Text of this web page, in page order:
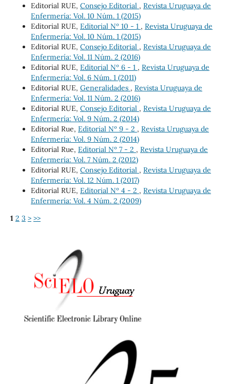
Editorial RUE, Consejo Editorial , Revista Uruguaya de
Enfermería: Vol. 10 Núm. 1 (2015)
Editorial RUE, Editorial Nº 10 - 1 , Revista Uruguaya de
Enfermería: Vol. 10 Núm. 1 (2015)
Editorial RUE, Consejo Editorial , Revista Uruguaya de
Enfermería: Vol. 11 Núm. 2 (2016)
Editorial RUE, Editorial Nº 6 - 1 , Revista Uruguaya de
Enfermería: Vol. 6 Núm. 1 (2011)
Editorial RUE, Generalidades , Revista Uruguaya de
Enfermería: Vol. 11 Núm. 2 (2016)
Editorial RUE, Consejo Editorial , Revista Uruguaya de
Enfermería: Vol. 9 Núm. 2 (2014)
Editorial Rue, Editorial Nº 9 - 2 , Revista Uruguaya de
Enfermería: Vol. 9 Núm. 2 (2014)
Editorial Rue, Editorial Nº 7 - 2 , Revista Uruguaya de
Enfermería: Vol. 7 Núm. 2 (2012)
Editorial RUE, Consejo Editorial , Revista Uruguaya de
Enfermería: Vol. 12 Núm. 1 (2017)
Editorial RUE, Editorial Nº 4 - 2 , Revista Uruguaya de
Enfermería: Vol. 4 Núm. 2 (2009)
1 2 3 > >>